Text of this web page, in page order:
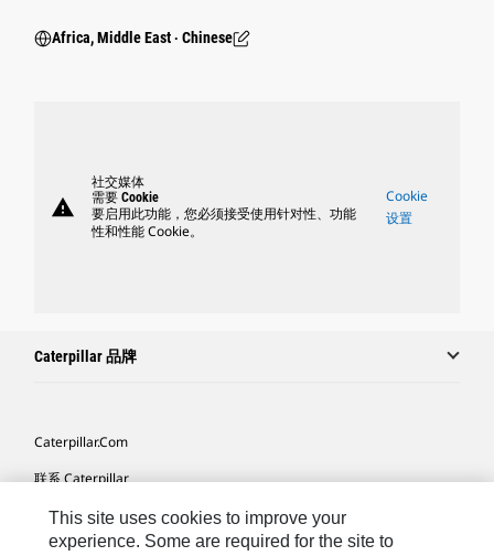
Africa, Middle East ‧ Chinese
warning
社交媒体
需要 Cookie
要启用此功能，您必须接受使用针对性、功能
性和性能 Cookie。
Cookie
设置
Caterpillar 品牌
Caterpillar.com
联系 Caterpillar
我的营销首选项
站点地图
This site uses cookies to improve your
experience. Some are required for the site to